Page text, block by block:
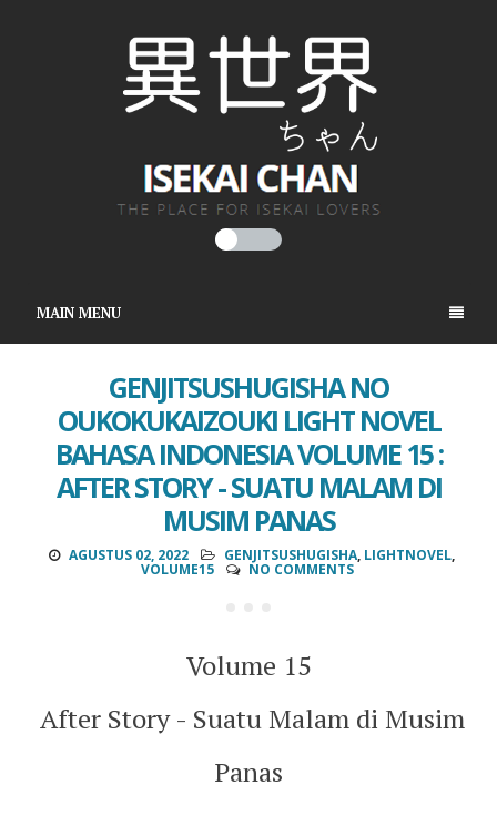
MAIN MENU
GENJITSUSHUGISHA NO
OUKOKUKAIZOUKI LIGHT NOVEL
BAHASA INDONESIA VOLUME 15 :
AFTER STORY - SUATU MALAM DI
MUSIM PANAS
AGUSTUS 02, 2022 GENJITSUSHUGISHA, LIGHTNOVEL,
VOLUME15 NO COMMENTS
Volume 15
After Story - Suatu Malam di Musim
Panas